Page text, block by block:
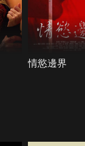
情慾邊界